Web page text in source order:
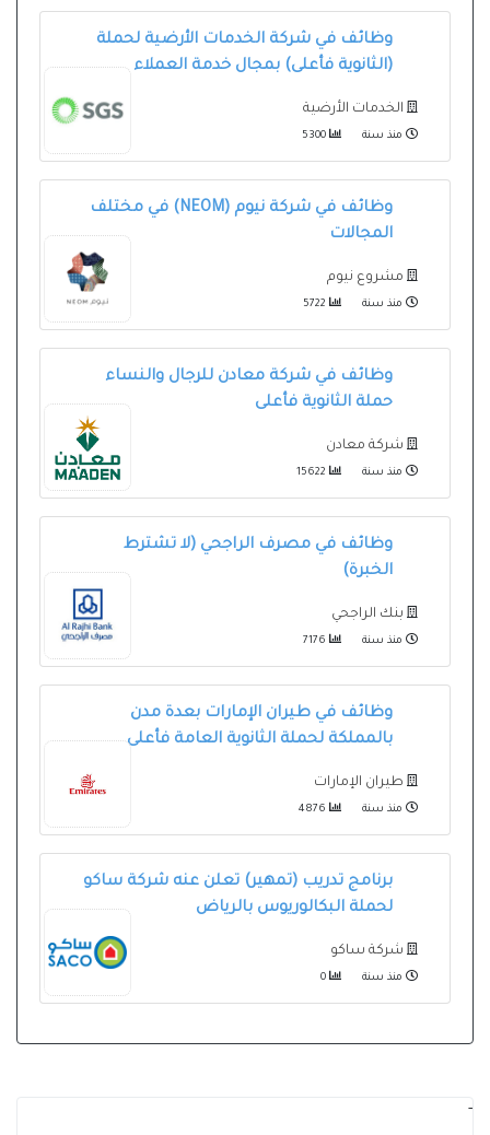
وظائف في شركة الخدمات الأرضية لحملة
(الثانوية فأعلى) بمجال خدمة العملاء
الخدمات الأرضية
منذ سنة
وظائف في شركة نيوم (NEOM) في مختلف
المجالات
مشروع نيوم
منذ سنة
وظائف في شركة معادن للرجال والنساء
حملة الثانوية فأعلى
شركة معادن
منذ سنة
وظائف في مصرف الراجحي (لا تشترط
الخبرة)
بنك الراجحي
منذ سنة
وظائف في طيران الإمارات بعدة مدن
بالمملكة لحملة الثانوية العامة فأعلى
طيران الإمارات
منذ سنة
برنامج تدريب (تمهير) تعلن عنه شركة ساكو
لحملة البكالوريوس بالرياض
شركة ساكو
منذ سنة
-